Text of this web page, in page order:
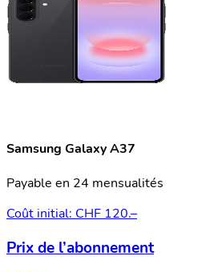
Samsung Galaxy A37
Payable en 24 mensualités
Coût initial: CHF 120.–
Prix de l’abonnement